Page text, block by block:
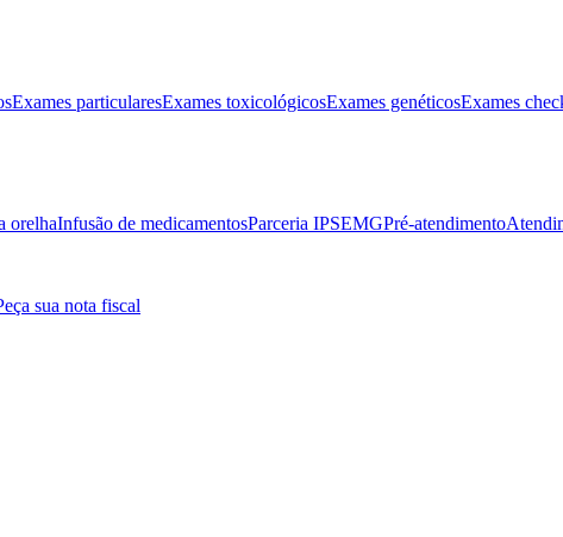
Exames particularesExames toxicológicosExames genéticosExames
orelhaInfusão de medicamentosParceria IPSEMGPré-atendimento
sua nota fiscal